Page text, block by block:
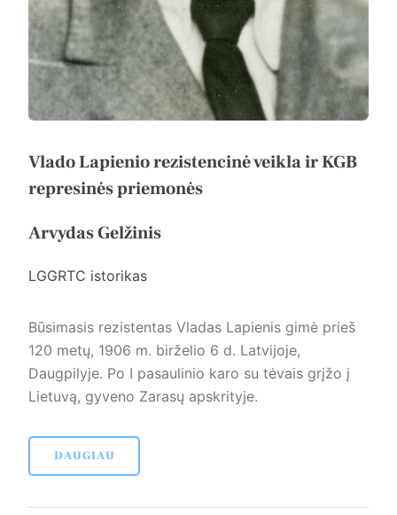
Vlado Lapienio rezistencinė veikla ir KGB
represinės priemonės
Arvydas Gelžinis
LGGRTC istorikas
Būsimasis rezistentas Vladas La­pie­nis gimė prieš
120 metų, 1906 m. birželio 6 d. Latvijoje,
Daugpilyje. Po I pasaulinio karo su tėvais grįžo į
Lietuvą, gyveno Zarasų apskrityje.
DAUGIAU